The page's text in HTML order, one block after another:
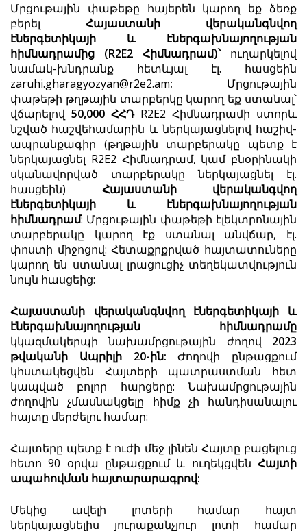
Մրցութային փաթեթը հայերեն կարող եք ձեռք
բերել Հայաստանի վերականգնվող
էներգետիկայի և էներգախնայողության
հիմնադրամից (R2E2 Հիմնադրամ)՝ ուղարկելով
նամակ-խնդրանք հետևյալ էլ. հասցեին
zaruhi.gharagyozyan@r2e2.am: Մրցութային
փաթեթի թղթային տարբերկը կարող եք ստանալ՝
վճարելով 50,000 ՀՀԴR2E2 Հիմնադրամի ստորև
նշված հաշվեհամարին և ներկայացնելով հաշիվ-
ապրանքագիր (թղթային տարբերակը պետք է
ներկայացնել R2E2 Հիմնադրամ, կամ բնօրինակի
սկանավորված տարբերակը ներկայացնել էլ.
հասցեին) Հայաստանի վերականգվող
էներգետիկայի և էներգախնայողության
հիմնադրամ: Մրցութային փաթեթի էլեկտրոնային
տարբերակը կարող էք ստանալ անվճար, էլ.
փոստի միջոցով: Հետաքրքրված հայտատուները
կարող են ստանալ լրացուցիչ տեղեկատվություն
նույն հասցեից:
Հայաստանի վերականգնվող էներգետիկայի և
էներգախնայողության հիմնադրամը
կկազմակերպի նախամրցութային ժողով 2023
թվականի Ապրիլի 20-ին: Ժողովի ընթացքում
կհստակեցվեն Հայտերի պատրաստման հետ
կապված բոլոր հարցերը: Նախամրցութային
ժողովին չմասնակցելը հիմք չի հանդիսանալու
հայտը մերժելու համար:
Հայտերը պետք է ուժի մեջ լինեն Հայտը բացելուց
հետո 90 օրվա ընթացքում և ուղեկցվեն Հայտի
ապահովման հայտարարագրով:
Մեկից ավելի լոտերի համար հայտ
ներկայացնելիս յուրաքանչյուր լոտի համար